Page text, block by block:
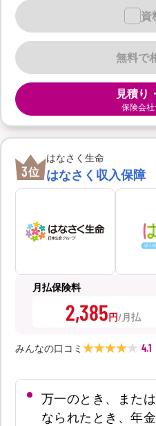
無料で
資
見積り
保険会
3位
はなさく生命
はなさく収入保障
月払保険料
2,385円
みんなの口コミ 4.1
万一のとき、また
なられたとき、年